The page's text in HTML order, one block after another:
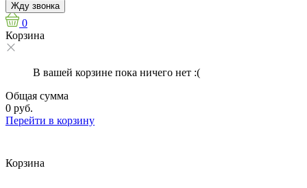
Жду звонка
0
Корзина
В вашей корзине пока ничего нет :(
Общая сумма
0 руб.
Перейти в корзину
Корзина